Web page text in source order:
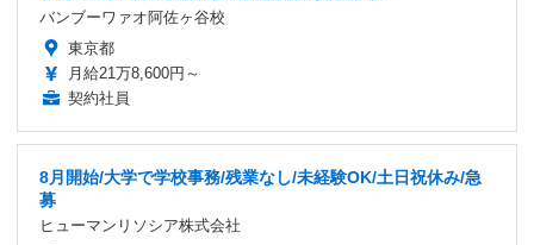
バンブーワァオ阿佐ヶ谷校
東京都
月給21万8,600円～
契約社員
8月開始/大学で学校事務/残業なし/未経験OK/土日祝休み/急
募
ヒューマンリソシア株式会社